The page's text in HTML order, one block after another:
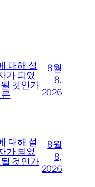
대해 설
가 되었
것인가
8월
8,
2026
대해 설
가 되었
것인가
8월
8,
2026